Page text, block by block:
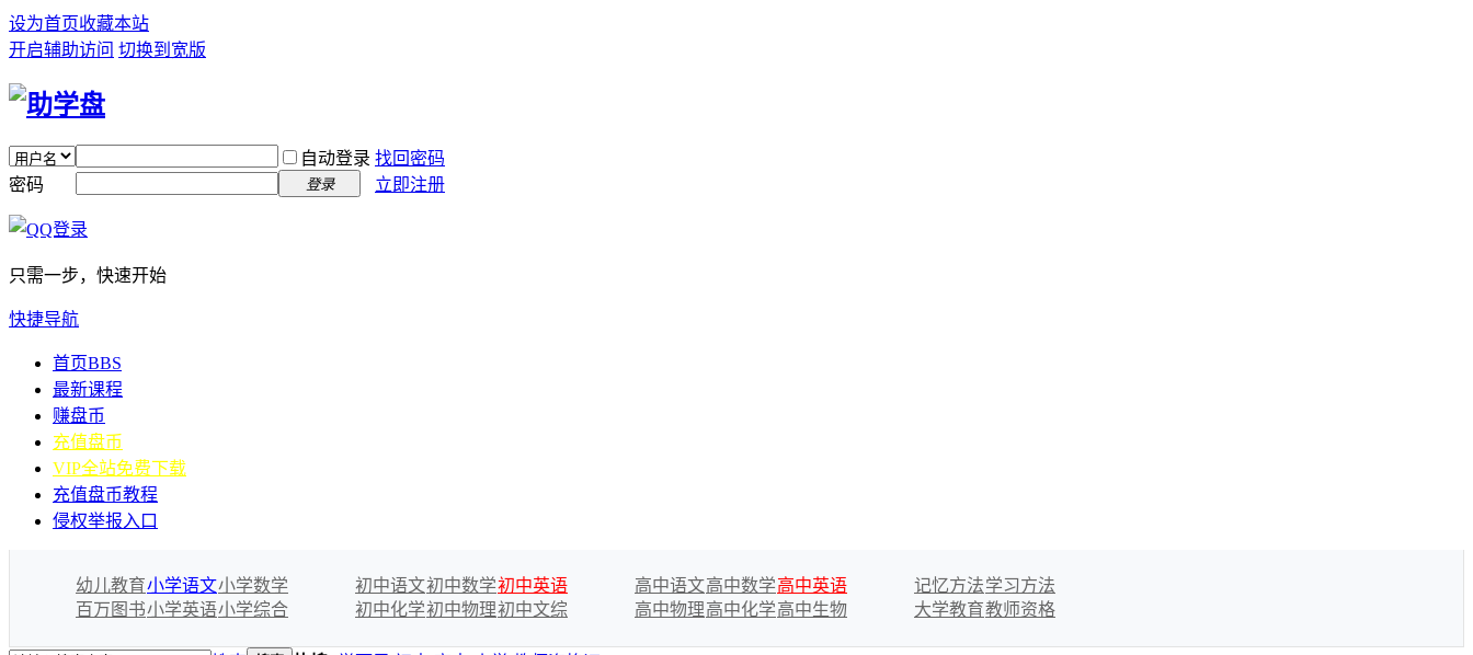
设为首页收藏本站
开启辅助访问 切换到宽版
自动登录 找回密码
密码
登录 立即注册
只需一步，快速开始
快捷导航
首页BBS
最新课程
赚盘币
充值盘币
VIP全站免费下载
充值盘币教程
侵权举报入口
幼儿教育小学语文小学数学
百万图书小学英语小学综合
初中语文初中数学初中英语
初中化学初中物理初中文综
高中语文高中数学高中英语
高中物理高中化学高中生物
记忆方法学习方法
大学教育教师资格